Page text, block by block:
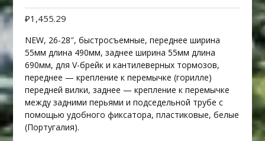
₽1,455.29
NEW, 26-28″, быстросъемные, переднее ширина
55мм длина 490мм, заднее ширина 55мм длина
690мм, для V-брейк и кантилеверных тормозов,
переднее — крепление к перемычке (горилле)
передней вилки, заднее — крепление к перемычке
между задними перьями и подседельной трубе с
помощью удобного фиксатора, пластиковые, белые
(Португалия).